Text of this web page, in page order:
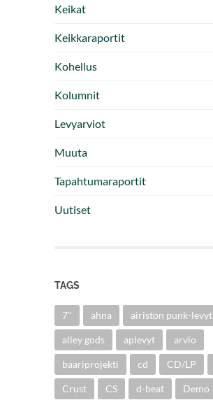
Keikat
Keikkaraportit
Kohellus
Kolumnit
Levyarviot
Muuta
Tapahtumaraportit
Uutiset
TAGS
7'' ahna airiston punk-levyt
alley gods aplevyt arvio
baariprojekti cd CD/LP
Crust CS d-beat Demo